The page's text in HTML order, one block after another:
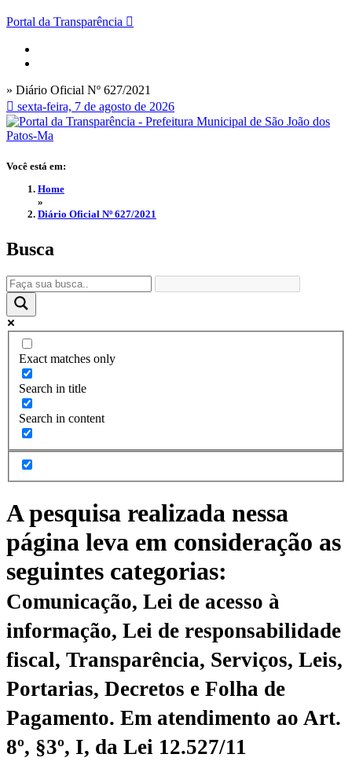
Portal da Transparência
» Diário Oficial Nº 627/2021
sexta-feira, 7 de agosto de 2026
Você está em:
Home
»
Diário Oficial Nº 627/2021
Busca
Exact matches only
Search in title
Search in content
A pesquisa realizada nessa
página leva em consideração as
seguintes categorias:
Comunicação, Lei de acesso à
informação, Lei de responsabilidade
fiscal, Transparência, Serviços, Leis,
Portarias, Decretos e Folha de
Pagamento. Em atendimento ao Art.
8º, §3º, I, da Lei 12.527/11